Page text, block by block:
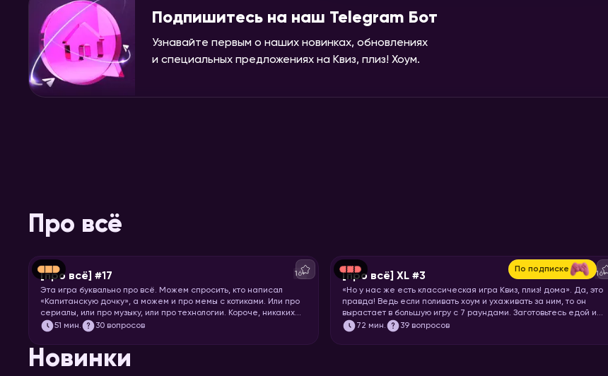
Подпишитесь на наш Telegram Бот
Узнавайте первым о наших новинках, обновлениях
и специальных предложениях на Квиз, плиз! Хоум.
Про всё
[про всё] #17 16+
Эта игра буквально про всё. Можем спросить, кто написал
«Капитанскую дочку», а можем и про мемы с котиками. Или про
сериалы, или про музыку, или про технологии. Короче, никаких
специфических знаний не требуется! Только вы и ваше
51 мин. 30 вопросов
По подписке
[про всё] XL #3 16+
«Но у нас же есть классическая игра Квиз, плиз! дома». Да, это
правда! Ведь если поливать хоум и ухаживать за ним, то он
вырастает в большую игру с 7 раундами. Заготовьтесь едой и
запускайте хоумище!
72 мин. 39 вопросов
Новинки